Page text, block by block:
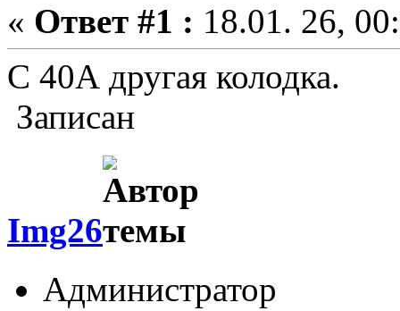
« Ответ #1 : 18.01. 26,
C 40А другая колодка.
Записан
Img26
Администратор